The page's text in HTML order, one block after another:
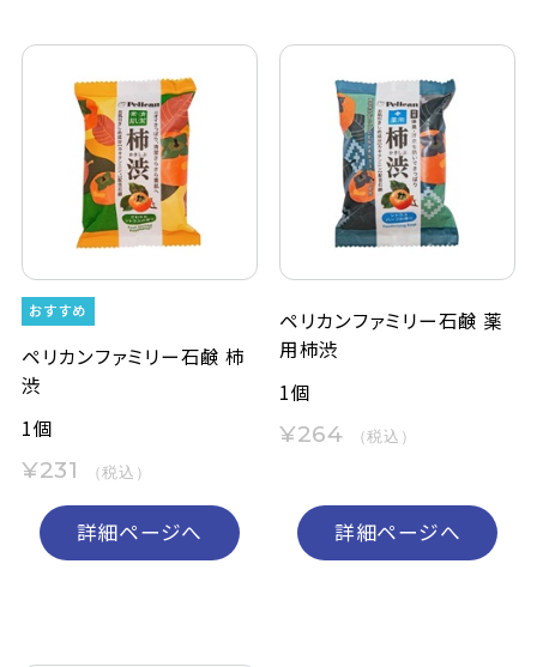
ペリカンファミリー石鹸 柿
渋
1個
¥231 （税込）
詳細ページへ
ペリカンファミリー石鹸 薬
用柿渋
1個
¥264 （税込）
詳細ページへ